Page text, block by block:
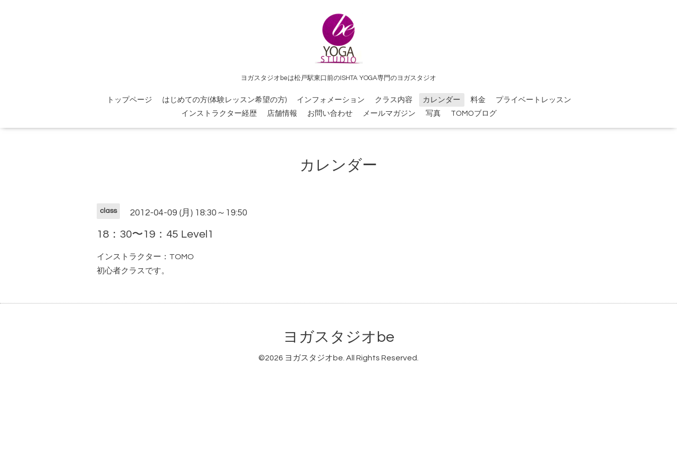
ヨガスタジオbeは松戸駅東口前のISHTA YOGA専門のヨガスタジオ
トップページ はじめての方(体験レッスン希望の方) インフォメーション クラス内容 カレンダー 料金
プライベートレッスン
インストラクター経歴
店舗情報 お問い合わせ メールマガジン 写真 TOMOブログ
カレンダー
class 2012-04-09 (月) 18:30～19:50
18：30〜19：45 Level1
インストラクター：TOMO
初心者クラスです。
ヨガスタジオbe
©2026 ヨガスタジオbe. All Rights Reserved.